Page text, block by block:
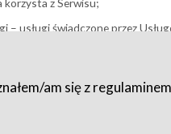
korzysta z Serwisu;
– usługi świadczone przez
– wybrane dokumenty
am się z